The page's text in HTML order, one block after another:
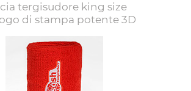
tergisudore king size
di stampa potente 3D